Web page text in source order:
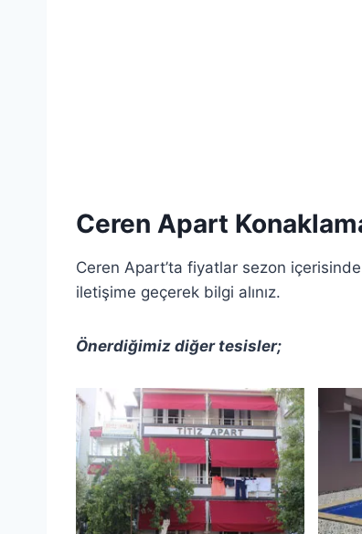
Ceren Apart
Ceren Apart’ta fiyatlar sezon
iletişime geçerek bilgi alınız.
Önerdiğimiz diğer tesisler;